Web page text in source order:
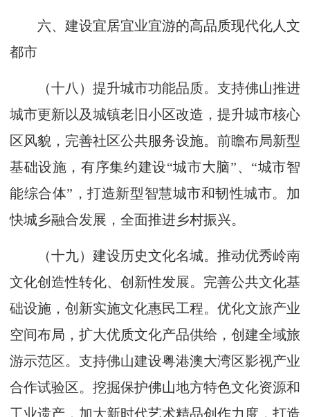
六、建设宜居宜业宜游的高品质现代化人文
都市
（十八）提升城市功能品质。支持佛山推进
城市更新以及城镇老旧小区改造，提升城市核心
区风貌，完善社区公共服务设施。前瞻布局新型
基础设施，有序集约建设“城市大脑”、“城市智
能综合体”，打造新型智慧城市和韧性城市。加
快城乡融合发展，全面推进乡村振兴。
（十九）建设历史文化名城。推动优秀岭南
文化创造性转化、创新性发展。完善公共文化基
础设施，创新实施文化惠民工程。优化文旅产业
空间布局，扩大优质文化产品供给，创建全域旅
游示范区。支持佛山建设粤港澳大湾区影视产业
合作试验区。挖掘保护佛山地方特色文化资源和
工业遗产，加大新时代艺术精品创作力度，打造